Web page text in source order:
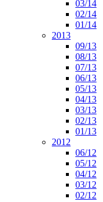
03/14
02/14
01/14
2013
09/13
08/13
07/13
06/13
05/13
04/13
03/13
02/13
01/13
2012
06/12
05/12
04/12
03/12
02/12